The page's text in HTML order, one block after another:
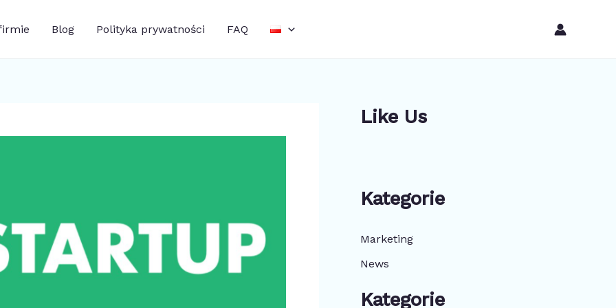
Blog Polityka prywatności FAQ
Like Us
Kategorie
Marketing
News
Kategorie